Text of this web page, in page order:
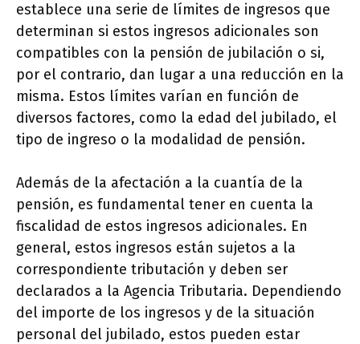
establece una serie de límites de ingresos que
determinan si estos ingresos adicionales son
compatibles con la pensión de jubilación o si,
por el contrario, dan lugar a una reducción en la
misma. Estos límites varían en función de
diversos factores, como la edad del jubilado, el
tipo de ingreso o la modalidad de pensión.
Además de la afectación a la cuantía de la
pensión, es fundamental tener en cuenta la
fiscalidad de estos ingresos adicionales. En
general, estos ingresos están sujetos a la
correspondiente tributación y deben ser
declarados a la Agencia Tributaria. Dependiendo
del importe de los ingresos y de la situación
personal del jubilado, estos pueden estar